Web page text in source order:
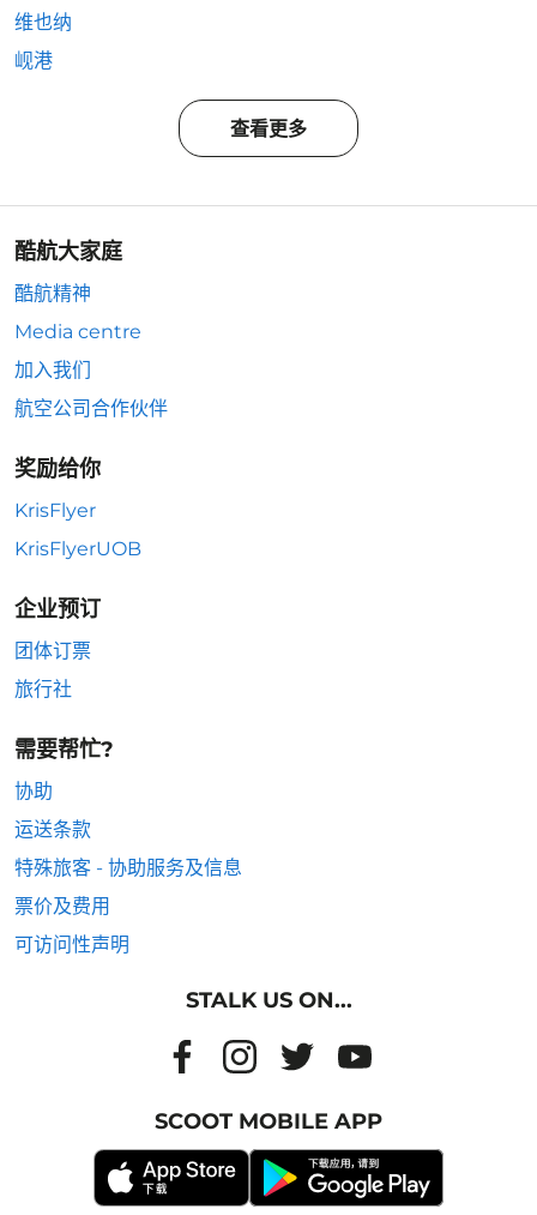
维也纳
岘港
查看更多
酷航大家庭
酷航精神
Media centre
加入我们
航空公司合作伙伴
奖励给你
KrisFlyer
KrisFlyerUOB
企业预订
团体订票
旅行社
需要帮忙?
协助
运送条款
特殊旅客 - 协助服务及信息
票价及费用
可访问性声明
STALK US ON...
SCOOT MOBILE APP